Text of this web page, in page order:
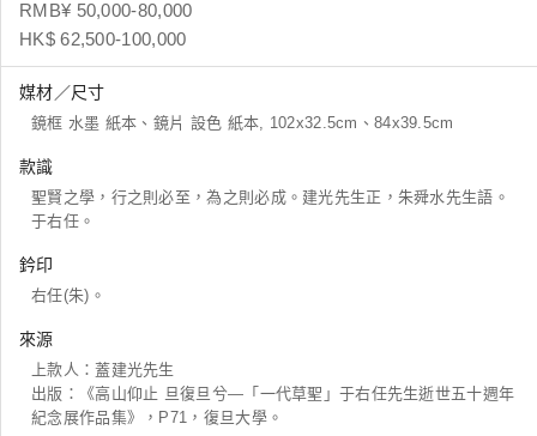
RMB¥ 50,000-80,000
HK$ 62,500-100,000
媒材／尺寸
鏡框 水墨 紙本、鏡片 設色 紙本, 102x32.5cm、84x39.5cm
款識
聖賢之學，行之則必至，為之則必成。建光先生正，朱舜水先生語。
于右任。
鈐印
右任(朱)。
來源
上款人：蓋建光先生
出版：《高山仰止 旦復旦兮—「一代草聖」于右任先生逝世五十週年
紀念展作品集》，P71，復旦大學。